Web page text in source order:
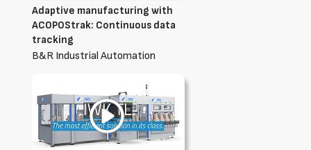
Adaptive manufacturing with
ACOPOStrak: Continuous data
tracking
B&R Industrial Automation